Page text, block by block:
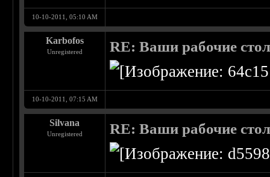
10-10-2011, 05:10 AM
Karbofos
Unregistered RE: Ваши рабочие
10-10-2011, 07:15 AM
Silvana
Unregistered RE: Ваши рабочие